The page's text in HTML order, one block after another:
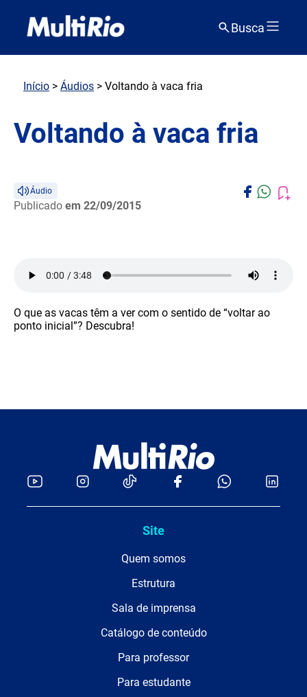
Busca
Início > Áudios > Voltando à vaca fria
Voltando à vaca fria
Áudio
Publicado em 22/09/2015
O que as vacas têm a ver com o sentido de “voltar ao
ponto inicial”? Descubra!
Site
Quem somos
Estrutura
Sala de imprensa
Catálogo de conteúdo
Para professor
Para estudante